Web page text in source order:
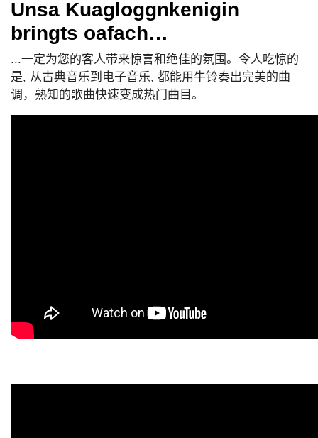
Unsa Kuagloggnkenigin
bringts oafach…
...一定为您的客人带来惊喜和绝佳的氛围。令人吃惊的
是, 从古典音乐到电子音乐, 都能用牛铃奏出完美的曲
调，熟知的歌曲快速变成热门曲目。